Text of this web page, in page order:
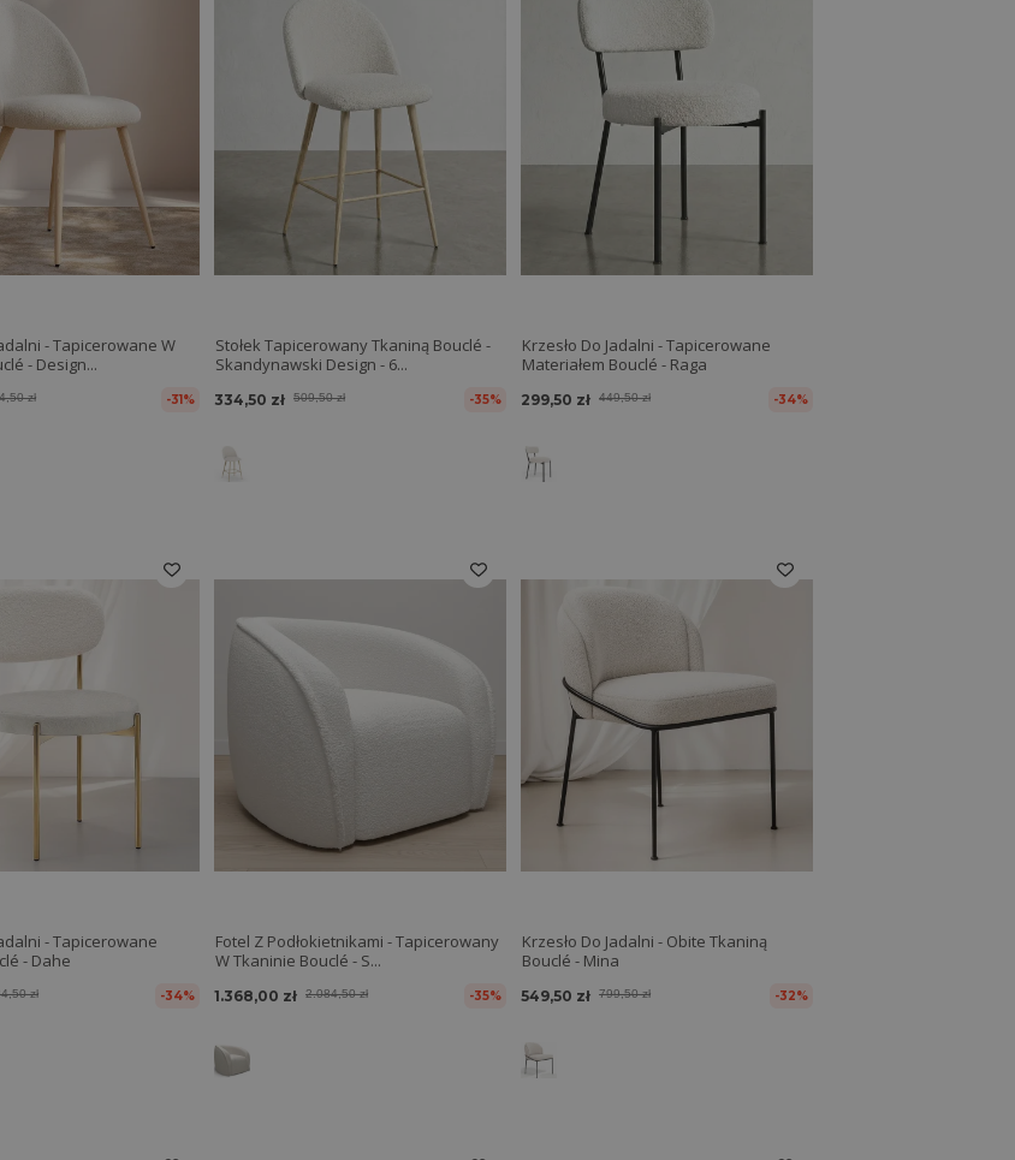
- Tapicerowane W
- Design...
zł -31%
Stołek Tapicerowany Tkaniną Bouclé -
Skandynawski Design - 6...
334,50 zł 509,50 zł -35%
Krzesło Do Jadalni - Tapicerowane
Materiałem Bouclé - Raga
299,50 zł 449,50 zł -34%
- Tapicerowane
- Dahe
zł -34%
Fotel Z Podłokietnikami - Tapicerowany
W Tkaninie Bouclé - S...
1.368,00 zł 2.084,50 zł -35%
Krzesło Do Jadalni - Obite Tkaniną
Bouclé - Mina
549,50 zł 799,50 zł -32%